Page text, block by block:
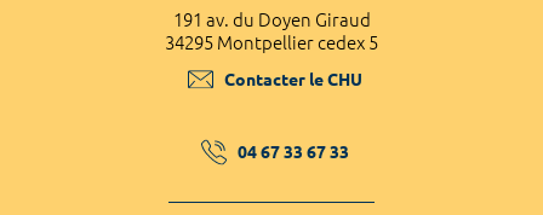
191 av. du Doyen Giraud
34295 Montpellier cedex 5
Contacter le CHU
04 67 33 67 33